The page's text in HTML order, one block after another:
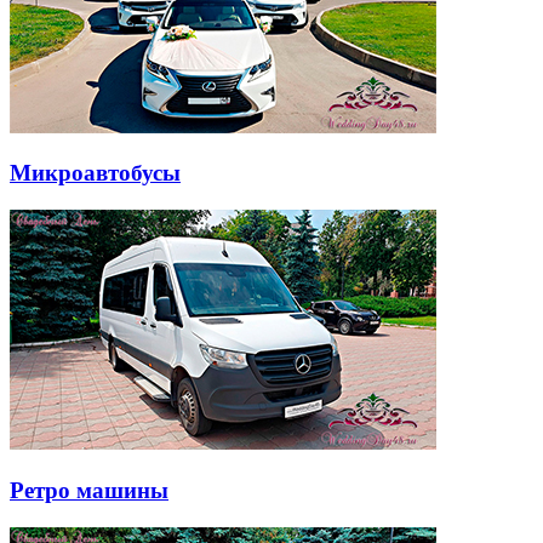
Микроавтобусы
Ретро машины